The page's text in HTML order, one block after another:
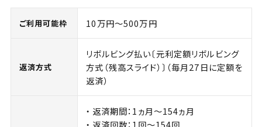
ご利用可能枠 10万円～500万円
返済方式
リボルビング払い〔元利定額リボルビング
方式（残高スライド）〕（毎月27日に定額を
返済）
返済期間：1ヵ月～154ヵ月
返済回数：1回～154回